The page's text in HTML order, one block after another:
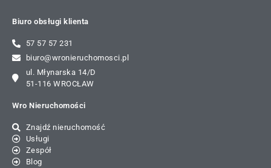
Biuro obsługi klienta
57 57 57 231
biuro@wronieruchomosci.pl
ul. Młynarska 14/D
51-116 WROCŁAW
Wro Nieruchomości
Znajdź nieruchomość
Usługi
Zespół
Blog